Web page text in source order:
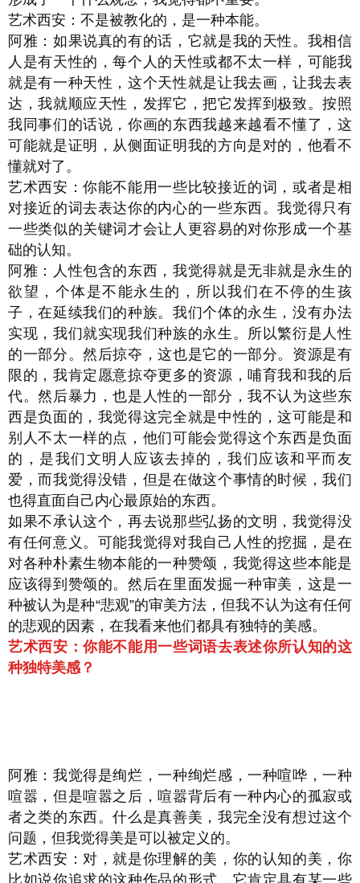
艺术西安：不是被教化的，是一种本能。
阿雅：如果说真的有的话，它就是我的天性。我相信
人是有天性的，每个人的天性或都不太一样，可能我
就是有一种天性，这个天性就是让我去画，让我去表
达，我就顺应天性，发挥它，把它发挥到极致。按照
我同事们的话说，你画的东西我越来越看不懂了，这
可能就是证明，从侧面证明我的方向是对的，他看不
懂就对了。
艺术西安：你能不能用一些比较接近的词，或者是相
对接近的词去表达你的内心的一些东西。我觉得只有
一些类似的关键词才会让人更容易的对你形成一个基
础的认知。
阿雅：人性包含的东西，我觉得就是无非就是永生的
欲望，个体是不能永生的，所以我们在不停的生孩
子，在延续我们的种族。我们个体的永生，没有办法
实现，我们就实现我们种族的永生。所以繁衍是人性
的一部分。然后掠夺，这也是它的一部分。资源是有
限的，我肯定愿意掠夺更多的资源，哺育我和我的后
代。然后暴力，也是人性的一部分，我不认为这些东
西是负面的，我觉得这完全就是中性的，这可能是和
别人不太一样的点，他们可能会觉得这个东西是负面
的，是我们文明人应该去掉的，我们应该和平而友
爱，而我觉得没错，但是在做这个事情的时候，我们
也得直面自己内心最原始的东西。
如果不承认这个，再去说那些弘扬的文明，我觉得没
有任何意义。可能我觉得对我自己人性的挖掘，是在
对各种朴素生物本能的一种赞颂，我觉得这些本能是
应该得到赞颂的。然后在里面发掘一种审美，这是一
种被认为是种“悲观”的审美方法，但我不认为这有任何
的悲观的因素，在我看来他们都具有独特的美感。
艺术西安：你能不能用一些词语去表述你所认知的这
种独特美感？
阿雅：我觉得是绚烂，一种绚烂感，一种喧哗，一种
喧嚣，但是喧嚣之后，喧嚣背后有一种内心的孤寂或
者之类的东西。什么是真善美，我完全没有想过这个
问题，但我觉得美是可以被定义的。
艺术西安：对，就是你理解的美，你的认知的美，你
比如说你追求的这种作品的形式，它肯定具有某一些